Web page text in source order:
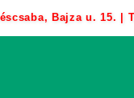
Bajza u. 15. |